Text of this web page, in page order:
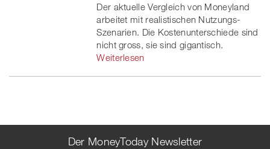
Der aktuelle Vergleich von Moneyland
arbeitet mit realistischen Nutzungs-
Szenarien. Die Kostenunterschiede sind
nicht gross, sie sind gigantisch.
Weiterlesen
Der MoneyToday Newsletter